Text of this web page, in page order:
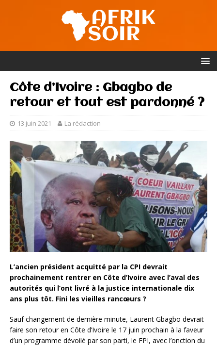
Côte d’Ivoire : Gbagbo de
retour et tout est pardonné ?
13 juin 2021 La rédaction
L’ancien président acquitté par la CPI devrait
prochainement rentrer en Côte d’Ivoire avec l’aval des
autorités qui l’ont livré à la justice internationale dix
ans plus tôt. Fini les vieilles rancœurs ?
Sauf changement de dernière minute, Laurent Gbagbo devrait
faire son retour en Côte d’Ivoire le 17 juin prochain à la faveur
d’un programme dévoilé par son parti, le FPI, avec l’onction du